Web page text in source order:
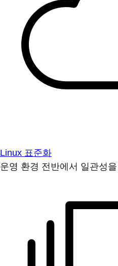
Linux 표준화
운영 환경 전반에서 일관성